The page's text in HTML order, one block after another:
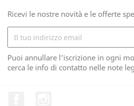
Ricevi le nostre novità e le offerte
Puoi annullare l'iscrizione in ogni
cerca le info di contatto nelle note